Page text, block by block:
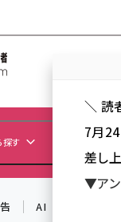
Web担当者Forum
探す カテ
AI
＼ 読
7月
差し
▼ア